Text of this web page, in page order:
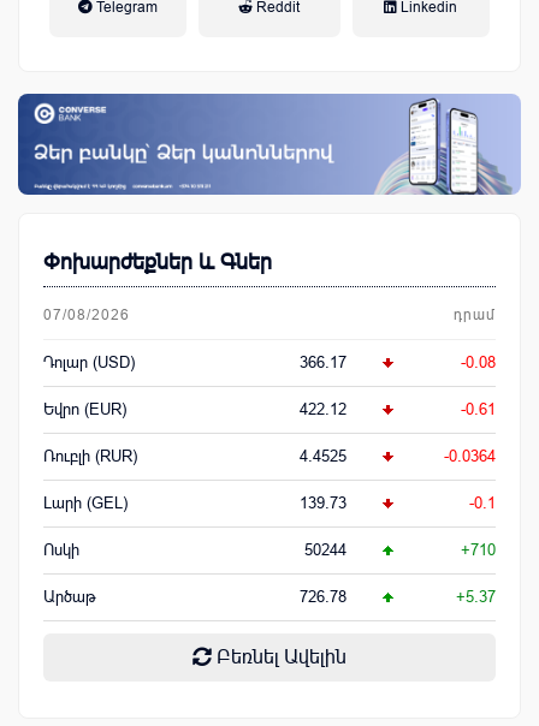
Telegram Reddit Linkedin
Փոխարժեքներ և Գներ
07/08/2026 դրամ
Դոլար (USD) 366.17 -0.08
Եվրո (EUR) 422.12 -0.61
Ռուբլի (RUR) 4.4525 -0.0364
Լարի (GEL) 139.73 -0.1
Ոսկի 50244 +710
Արծաթ 726.78 +5.37
Բեռնել Ավելին